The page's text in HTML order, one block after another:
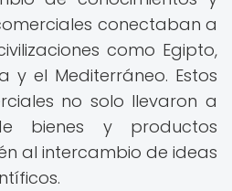
conectaban a
como Egipto,
y el Mediterráneo. Estos
no solo llevaron a
bienes y productos
al intercambio de ideas